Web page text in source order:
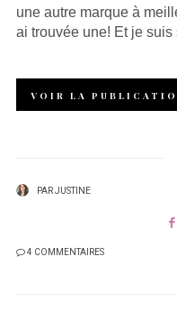
une autre marque à
ai trouvée une! Et je
VOIR LA
PARJUSTINE
4 COMMENTAIRES